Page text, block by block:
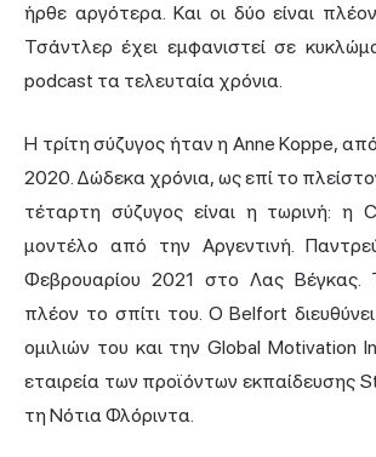
ήρθε αργότερα. Και οι δύο είναι
Τσάντλερ έχει εμφανιστεί σε
podcast τα τελευταία χρόνια.
Η τρίτη σύζυγος ήταν η Anne Koppe,
2020. Δώδεκα χρόνια, ως επί το
τέταρτη σύζυγος είναι η τωρινή: η
μοντέλο από την Αργεντινή.
Φεβρουαρίου 2021 στο Λας Βέγκας.
πλέον το σπίτι του. Ο Belfort
ομιλιών του και την Global Motivation
εταιρεία των προϊόντων εκπαίδευσης
τη Νότια Φλόριντα.